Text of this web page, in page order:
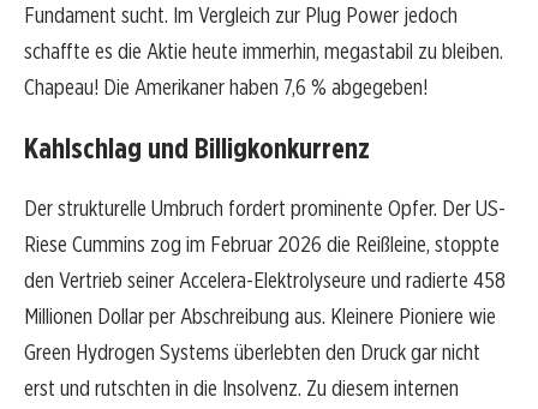
Fundament sucht. Im Vergleich zur Plug Power jedoch
schaffte es die Aktie heute immerhin, megastabil zu bleiben.
Chapeau! Die Amerikaner haben 7,6 % abgegeben!
Kahlschlag und Billigkonkurrenz
Der strukturelle Umbruch fordert prominente Opfer. Der US-
Riese Cummins zog im Februar 2026 die Reißleine, stoppte
den Vertrieb seiner Accelera-Elektrolyseure und radierte 458
Millionen Dollar per Abschreibung aus. Kleinere Pioniere wie
Green Hydrogen Systems überlebten den Druck gar nicht
erst und rutschten in die Insolvenz. Zu diesem internen